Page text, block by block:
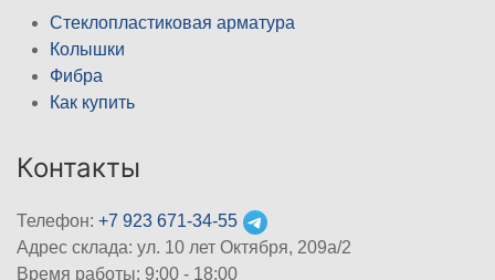
Стеклопластиковая арматура
Колышки
Фибра
Как купить
Контакты
Телефон: +7 923 671-34-55
Адрес склада: ул. 10 лет Октября, 209а/2
Время работы: 9:00 - 18:00